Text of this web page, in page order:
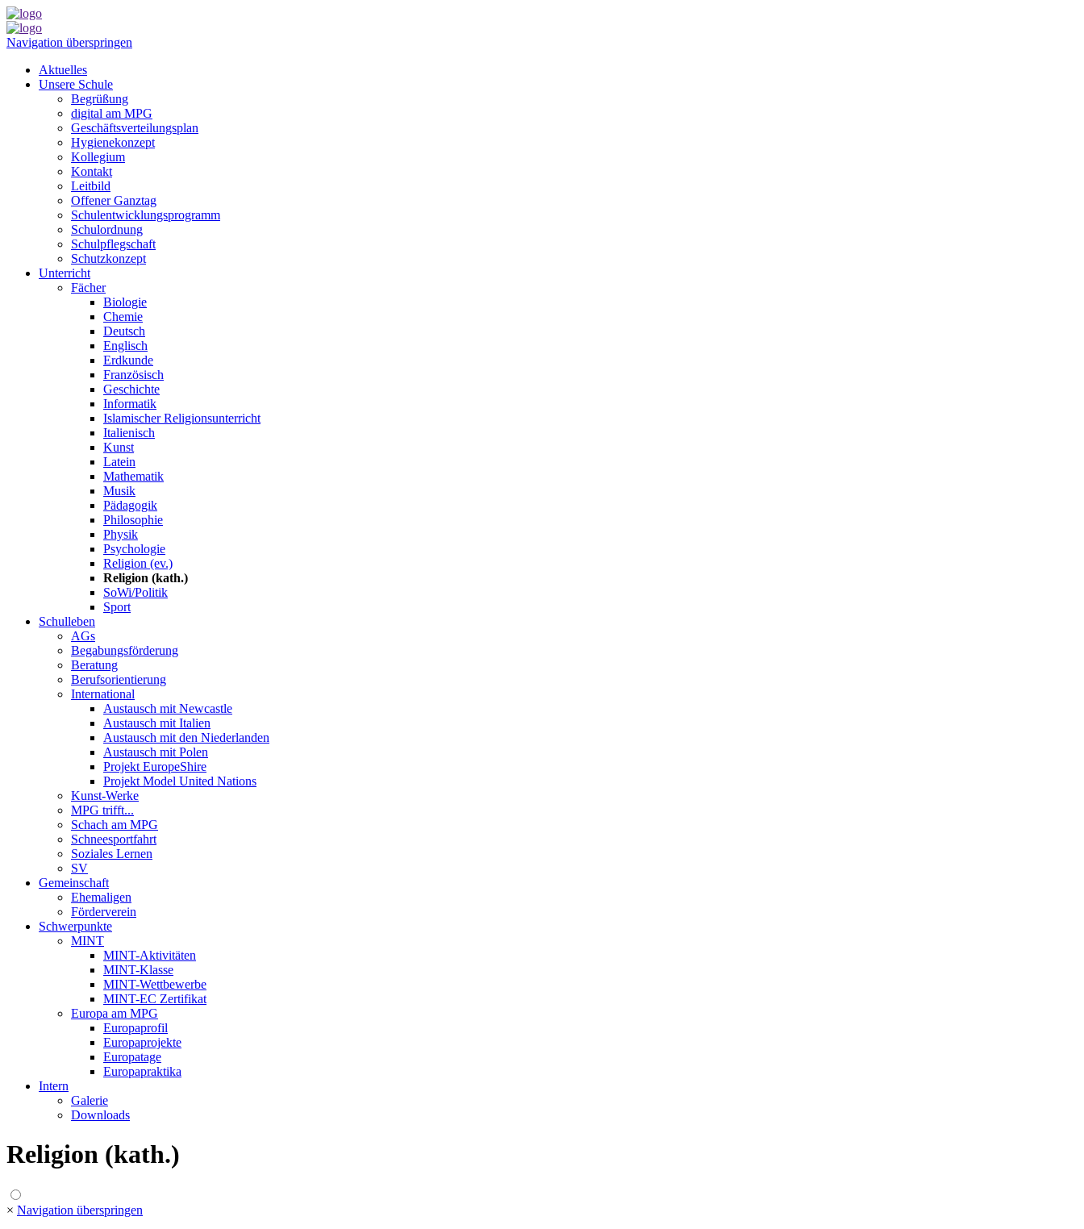
Navigation überspringen
Aktuelles
Unsere Schule
Begrüßung
digital am MPG
Geschäftsverteilungsplan
Hygienekonzept
Kollegium
Kontakt
Leitbild
Offener Ganztag
Schulentwicklungsprogramm
Schulordnung
Schulpflegschaft
Schutzkonzept
Unterricht
Fächer
Biologie
Chemie
Deutsch
Englisch
Erdkunde
Französisch
Geschichte
Informatik
Islamischer Religionsunterricht
Italienisch
Kunst
Latein
Mathematik
Musik
Pädagogik
Philosophie
Physik
Psychologie
Religion (ev.)
Religion (kath.)
SoWi/Politik
Sport
Schulleben
AGs
Begabungsförderung
Beratung
Berufsorientierung
International
Austausch mit Newcastle
Austausch mit Italien
Austausch mit den Niederlanden
Austausch mit Polen
Projekt EuropeShire
Projekt Model United Nations
Kunst-Werke
MPG trifft...
Schach am MPG
Schneesportfahrt
Soziales Lernen
SV
Gemeinschaft
Ehemaligen
Förderverein
Schwerpunkte
MINT
MINT-Aktivitäten
MINT-Klasse
MINT-Wettbewerbe
MINT-EC Zertifikat
Europa am MPG
Europaprofil
Europaprojekte
Europatage
Europapraktika
Intern
Galerie
Downloads
Religion (kath.)
× Navigation überspringen